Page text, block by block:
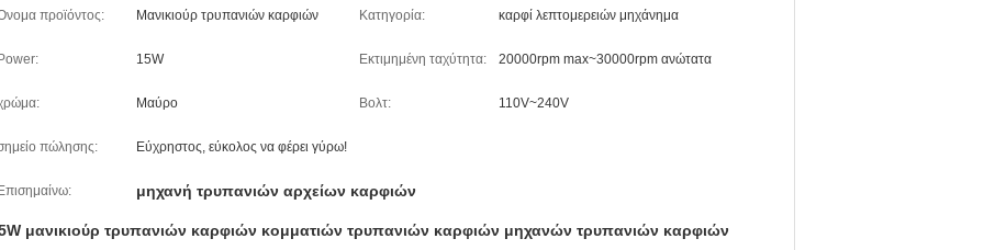
προϊόντος: Μανικιούρ τρυπανιών καρφιών Κατηγορία: καρφί λεπτομερειών μηχάνημα
15W Εκτιμημένη ταχύτητα: 20000rpm max~30000rpm ανώτατα
Μαύρο Βολτ: 110V~240V
πώλησης: Εύχρηστος, εύκολος να φέρει γύρω!
μηχανή τρυπανιών αρχείων καρφιών
μανικιούρ τρυπανιών καρφιών κομματιών τρυπανιών καρφιών μηχανών τρυπανιών καρφιών